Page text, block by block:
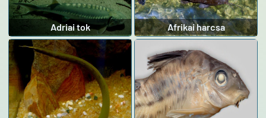
Adriai tok Afrikai harcsa